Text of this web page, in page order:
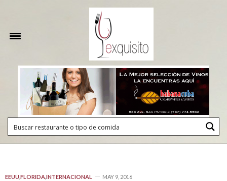
EEUU,FLORIDA,INTERNACIONAL MAY 9, 2016